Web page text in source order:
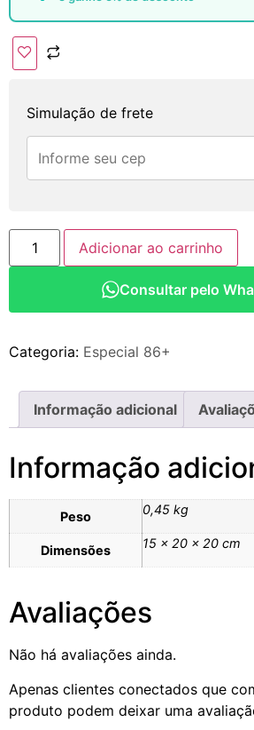
Simulação de frete
Adicionar ao carrinho
Consultar pelo
Categoria: Especial 86+
Informação adicional
Informação
Peso 0,45 kg
Dimensões 15 × 20 × 20 cm
Avaliações
Não há avaliações ainda.
Apenas clientes conectados que
produto podem deixar uma